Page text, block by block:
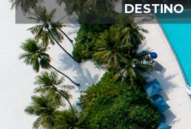
DESTINO